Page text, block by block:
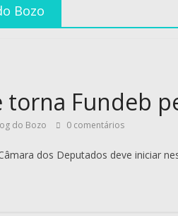
Bozo
torna Fundeb
do Bozo 0 comentários
dos Deputados deve iniciar